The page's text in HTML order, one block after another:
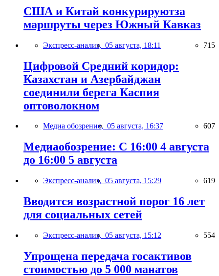
США и Китай конкурируютза
маршруты через Южный Кавказ
Экспресс-анализ, 05 августа, 18:11 715
Цифровой Средний коридор:
Казахстан и Азербайджан
соединили берега Каспия
оптоволокном
Медиа обозрение, 05 августа, 16:37 607
Медиаобозрение: С 16:00 4 августа
до 16:00 5 августа
Экспресс-анализ, 05 августа, 15:29 619
Вводится возрастной порог 16 лет
для социальных сетей
Экспресс-анализ, 05 августа, 15:12 554
Упрощена передача госактивов
стоимостью до 5 000 манатов